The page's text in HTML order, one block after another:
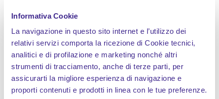
Informativa Cookie
La navigazione in questo sito internet e l’utilizzo dei
relativi servizi comporta la ricezione di Cookie tecnici,
analitici e di profilazione e marketing nonché altri
strumenti di tracciamento, anche di terze parti, per
assicurarti la migliore esperienza di navigazione e
proporti contenuti e prodotti in linea con le tue preferenze.
10.000 km
Nessun vincolo annuale
: puoi cambiare
pacchetto o rinnovare solo quando necessario
Gestione semplice via app
Tariffe trasparenti e competitive